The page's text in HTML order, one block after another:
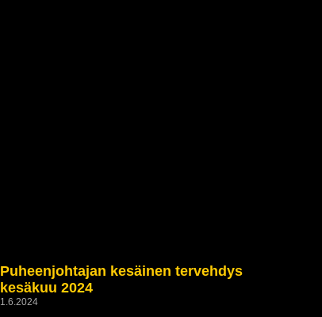
Puheenjohtajan kesäinen tervehdys
kesäkuu 2024
1.6.2024